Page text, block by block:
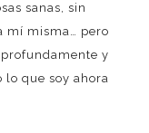
sanas, sin
mí misma… pero
y
lo que soy ahora